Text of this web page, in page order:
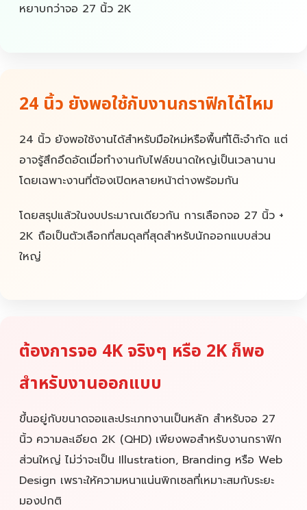
หยาบกว่าจอ 27 นิ้ว 2K
24 นิ้ว ยังพอใช้กับงานกราฟิกได้ไหม
24 นิ้ว ยังพอใช้งานได้สำหรับมือใหม่หรือพื้นที่โต๊ะจำกัด แต่
อาจรู้สึกอึดอัดเมื่อทำงานกับไฟล์ขนาดใหญ่เป็นเวลานาน
โดยเฉพาะงานที่ต้องเปิดหลายหน้าต่างพร้อมกัน
โดยสรุปแล้วในงบประมาณเดียวกัน การเลือกจอ 27 นิ้ว +
2K ถือเป็นตัวเลือกที่สมดุลที่สุดสำหรับนักออกแบบส่วน
ใหญ่
ต้องการจอ 4K จริงๆ หรือ 2K ก็พอ
สำหรับงานออกแบบ
ขึ้นอยู่กับขนาดจอและประเภทงานเป็นหลัก สำหรับจอ 27
นิ้ว ความละเอียด 2K (QHD) เพียงพอสำหรับงานกราฟิก
ส่วนใหญ่ ไม่ว่าจะเป็น Illustration, Branding หรือ Web
Design เพราะให้ความหนาแน่นพิกเซลที่เหมาะสมกับระยะ
มองปกติ